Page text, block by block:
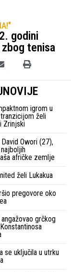
godini
tenisa
igrom u
želi
Zrinjski
Owori (27),
afričke zemlje
želi Lukakua
pregovore oko
grčkog
se uključila u utrku